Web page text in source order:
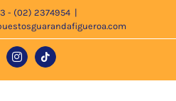
- (02) 2374954 |
InstagramTiktok